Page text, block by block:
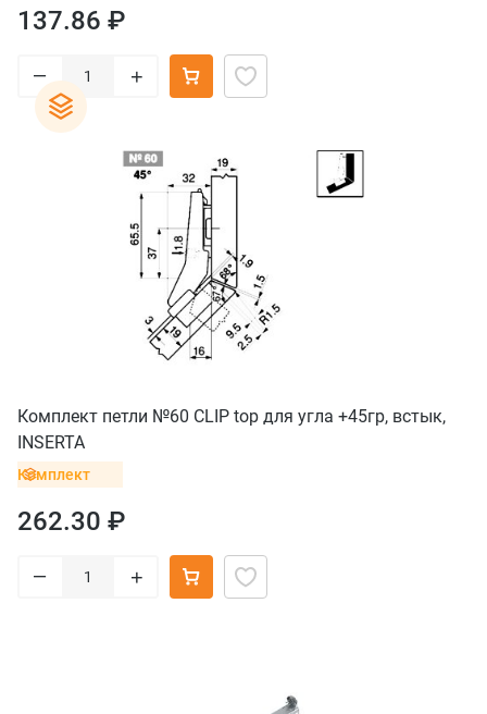
137.86 ₽
– +
Комплект петли №60 CLIP top для угла +45гр, встык,
INSERTA
Комплект
262.30 ₽
– +